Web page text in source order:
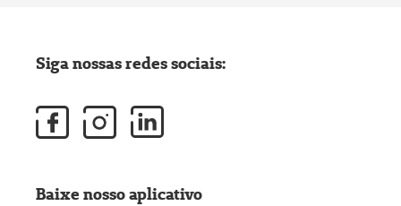
Siga nossas redes sociais:
Baixe nosso aplicativo